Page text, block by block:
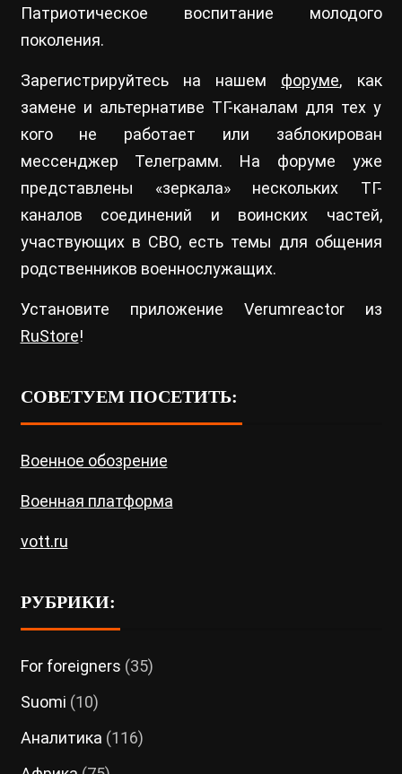
Патриотическое воспитание молодого
поколения.
Зарегистрируйтесь на нашем форуме, как
замене и альтернативе ТГ-каналам для тех у
кого не работает или заблокирован
мессенджер Телеграмм. На форуме уже
представлены «зеркала» нескольких ТГ-
каналов соединений и воинских частей,
участвующих в СВО, есть темы для общения
родственников военнослужащих.
Установите приложение Verumreactor из
RuStore!
СОВЕТУЕМ ПОСЕТИТЬ:
Военное обозрение
Военная платформа
vott.ru
РУБРИКИ:
For foreigners (35)
Suomi (10)
Аналитика (116)